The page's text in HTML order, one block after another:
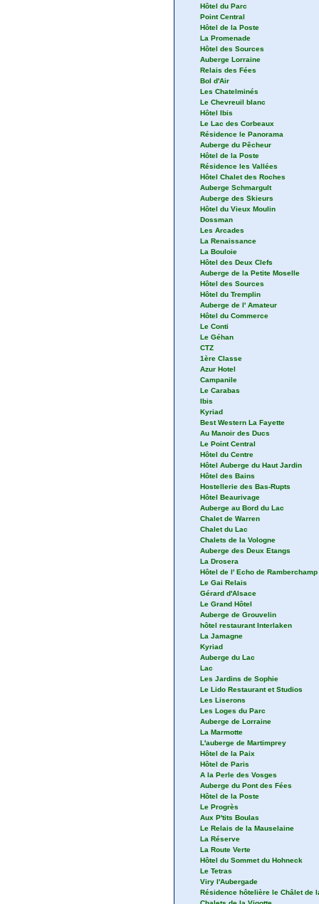
Hôtel du Parc
Point Central
Hôtel de la Poste
La Promenade
Hôtel des Sources
Auberge Lorraine
Relais des Fées
Bol d'Air
Les Chatelminés
Le Chevreuil blanc
Hôtel Ibis
Le Lac des Corbeaux
Résidence le Panorama
Auberge du Pêcheur
Hôtel de la Poste
Résidence les Vallées
Hôtel Chalet des Roches
Auberge Schmargult
Auberge des Skieurs
Hôtel du Vieux Moulin
Dossman
Les Arcades
La Renaissance
La Bouloie
Hôtel des Deux Clefs
Auberge de la Petite Moselle
Hôtel des Sources
Hôtel du Tremplin
Auberge de l' Amateur
Hôtel du Commerce
Le Conti
Le Géhan
CTZ
1ère Classe
Azur Hotel
Campanile
Le Carabas
Ibis
Kyriad
Best Western La Fayette
Au Manoir des Ducs
Le Point Central
Hôtel du Centre
Hôtel Auberge du Haut Jardin
Hôtel des Bains
Hostellerie des Bas-Rupts
Hôtel Beaurivage
Auberge au Bord du Lac
Chalet de Warren
Chalet du Lac
Chalets de la Vologne
Auberge des Deux Etangs
La Drosera
Hôtel de l' Echo de Ramberchamp
Le Gai Relais
Gérard d'Alsace
Le Grand Hôtel
Auberge de Grouvelin
hôtel restaurant Interlaken
La Jamagne
Kyriad
Auberge du Lac
Lac
Les Jardins de Sophie
Le Lido Restaurant et Studios
Les Liserons
Les Loges du Parc
Auberge de Lorraine
La Marmotte
L'auberge de Martimprey
Hôtel de la Paix
Hôtel de Paris
A la Perle des Vosges
Auberge du Pont des Fées
Hôtel de la Poste
Le Progrès
Aux P'tits Boulas
Le Relais de la Mauselaine
La Réserve
La Route Verte
Hôtel du Sommet du Hohneck
Le Tetras
Viry l'Aubergade
Résidence hôtelière le Châlet de